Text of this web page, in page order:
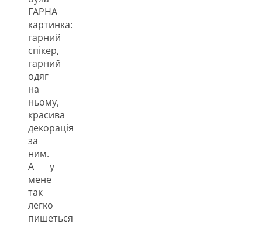
ГАРНА
картинка:
гарний
спікер,
гарний
одяг
на
ньому,
красива
декорація
за
ним.
А у
мене
так
легко
пишеться